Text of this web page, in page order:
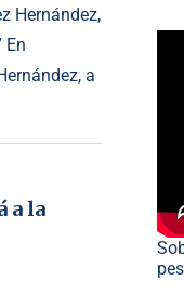
Hernández,
En
a
a la